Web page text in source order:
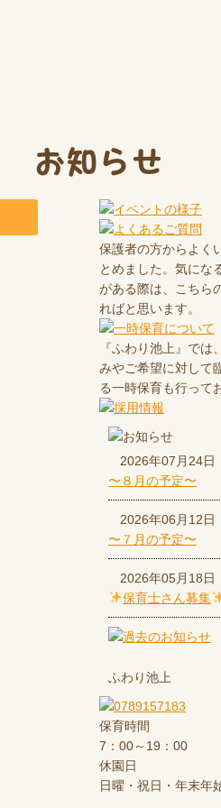
お知らせ
保護者の方からよく
とめました。気にな
がある際は、こちら
ればと思います。
『ふわり池上』では
みやご希望に対して
る一時保育も行って
2026年07月24日
〜８月の予定〜
2026年06月12日
〜７月の予定〜
2026年05月18日
保育士さん募集
ふわり池上
保育時間
7：00～19：00
休園日
日曜・祝日・年末年